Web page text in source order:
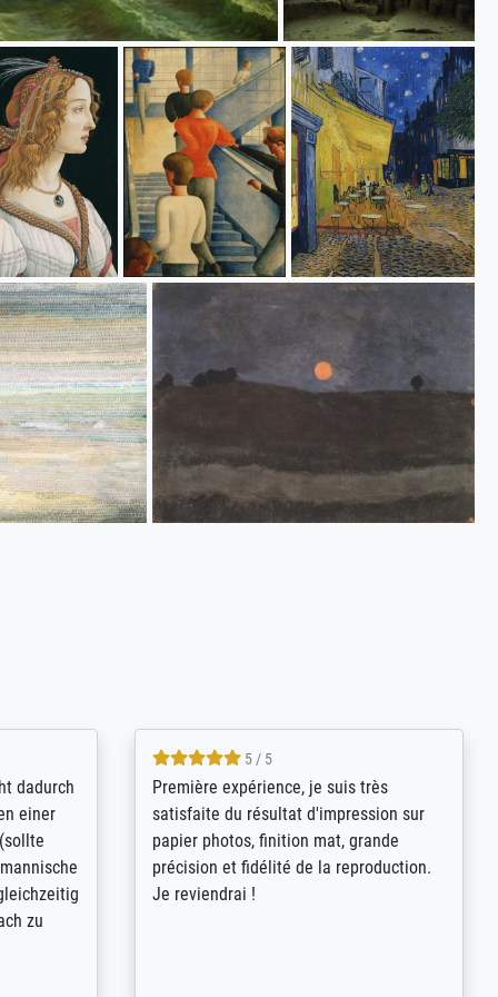
sich
(ein
-
4.8 / 5
Qualité absolument irréprochable.
Extraordinaire diversité des thèmes
abordés et personnalisation des
demandes (recadrage, réajustement des
couleurs). Relation clientèle parfaite.